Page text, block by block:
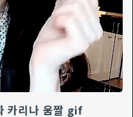
카리나 움짤 gif